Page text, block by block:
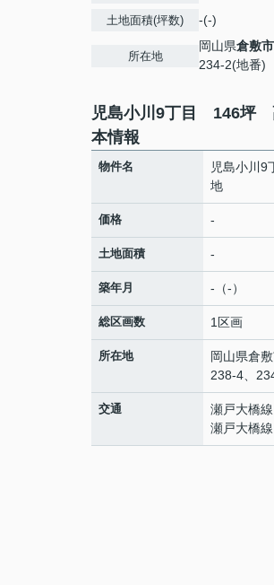
土地面積(坪数) -(-)
所在地
岡山県倉敷市
234-2(地番)
児島小川9丁目 146坪
本情報
物件名
児島小川
地
価格 -
土地面積 -
築年月 -（-）
総区画数 1区画
所在地 岡山県倉
238-4、
交通 瀬戸大橋線
瀬戸大橋線